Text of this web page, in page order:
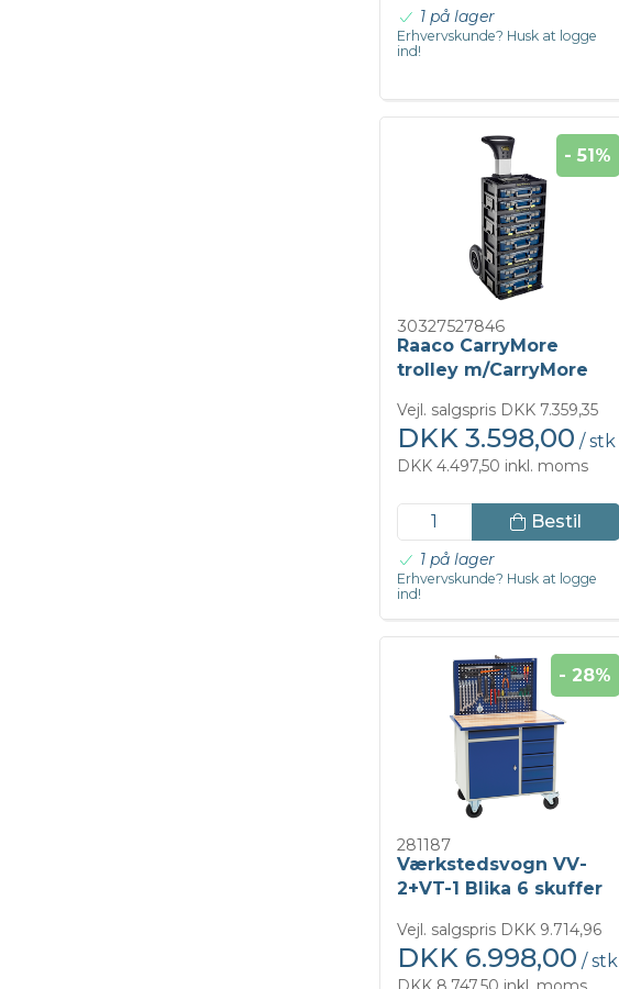
1 på lager
Erhvervskunde? Husk at logge
ind!
- 51%
30327527846
Raaco CarryMore
trolley m/CarryMore
Vejl. salgspris DKK 7.359,35
DKK 3.598,00 / stk
DKK 4.497,50 inkl. moms
Bestil
1 på lager
Erhvervskunde? Husk at logge
ind!
- 28%
281187
Værkstedsvogn VV-
2+VT-1 Blika 6 skuffer
Vejl. salgspris DKK 9.714,96
DKK 6.998,00 / stk